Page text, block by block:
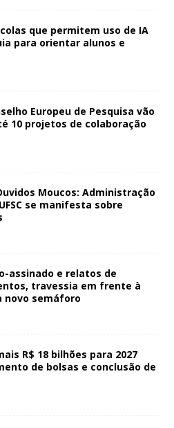
que permitem uso de IA
para orientar alunos e
Europeu de Pesquisa vão
10 projetos de colaboração
Moucos: Administração
se manifesta sobre
assinado e relatos de
travessia em frente à
novo semáforo
R$ 18 bilhões para 2027
de bolsas e conclusão de